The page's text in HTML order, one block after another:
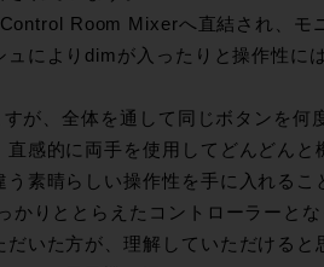
Room Mixerへ直結され、モ
によりdimが入ったりと操作性に
が、全体を通して同じボタンを何
感的に両手を使用してどんどんと
素晴らしい操作性を手に入れるこ
かりととらえたコントローラーと
いた方が、理解していただけると